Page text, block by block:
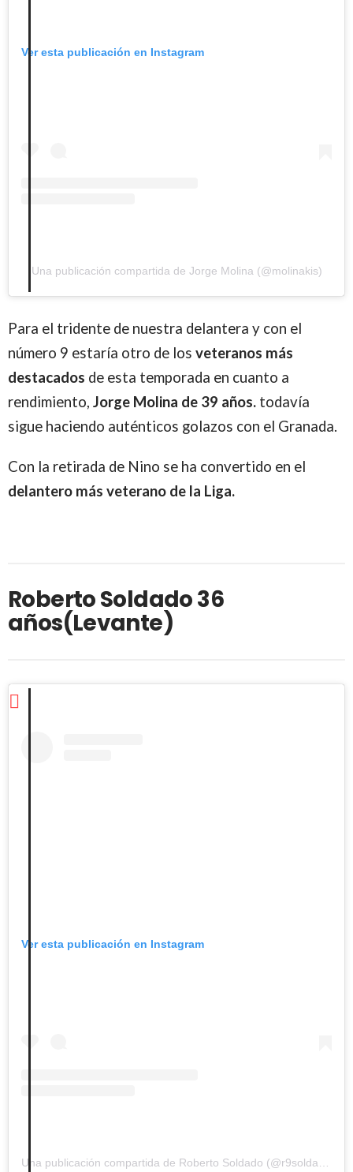
Ver esta publicación en Instagram
Una publicación compartida de Jorge Molina (@molinakis)
Para el tridente de nuestra delantera y con el
número 9 estaría otro de los veteranos más
destacados de esta temporada en cuanto a
rendimiento, Jorge Molina de 39 años. todavía
sigue haciendo auténticos golazos con el Granada.
Con la retirada de Nino se ha convertido en el
delantero más veterano de la Liga.
Roberto Soldado 36
años(Levante)
Ver esta publicación en Instagram